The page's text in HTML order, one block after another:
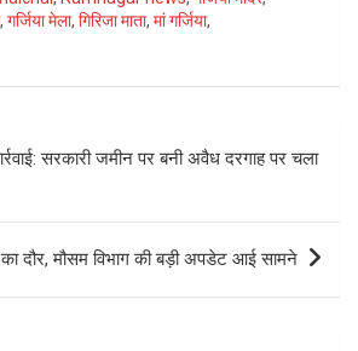
, गर्जिया मेला, गिरिजा माता, मां गर्जिया,
सरकारी जमीन पर बनी अवैध दरगाह पर चला
का दौर, मौसम विभाग की बड़ी अपडेट आई सामने